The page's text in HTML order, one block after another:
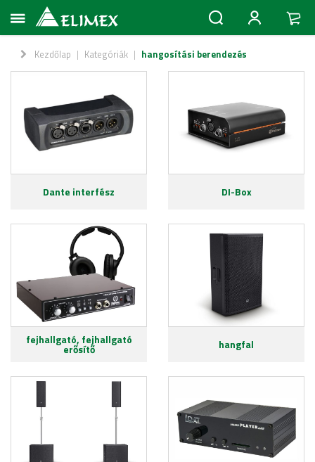
Kezdőlap | Kategóriák | hangosítási berendezés
Dante interfész DI-Box
fejhallgató, fejhallgató
erősítő hangfal